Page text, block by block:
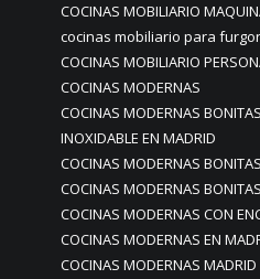
COCINAS MOBILIARIO
cocinas mobiliario para
COCINAS MOBILIARIO
COCINAS MODERNAS
COCINAS MODERNAS
INOXIDABLE EN MADRID
COCINAS MODERNAS
COCINAS MODERNAS
COCINAS MODERNAS CON
COCINAS MODERNAS EN
COCINAS MODERNAS MADRID